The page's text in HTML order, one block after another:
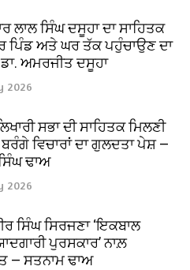
ਲਾਲ ਸਿੰਘ ਦਸੂਹਾ ਦਾ ਸਾਹਿਤਕ
ਪਿੰਡ ਅਤੇ ਘਰ ਤੱਕ ਪਹੁੰਚਾਉਣ ਦਾ
ਅਮਰਜੀਤ ਦਸੂਹਾ
2026
ਸਭਾ ਦੀ ਸਾਹਿਤਕ ਮਿਲਣੀ
ਵਿਚਾਰਾਂ ਦਾ ਗੁਲਦਤਾ ਪੇਸ਼ —
ਢਾਅ
2026
ਸਿੰਘ ਸਿਰਜਣਾ ‘ਇਕਬਾਲ
ਪੁਰਸਕਾਰ’ ਨਾਲ਼
— ਸਤਨਾਮ ਢਾਅ